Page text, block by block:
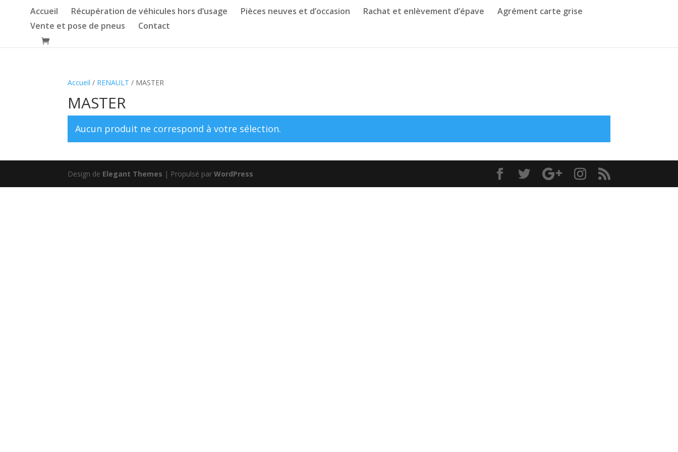
Accueil Récupération de véhicules hors d’usage Pièces neuves et d’occasion Rachat et enlèvement d’épave
Agrément carte grise
Vente et pose de pneus
Contact
Accueil / RENAULT / MASTER
MASTER
Aucun produit ne correspond à votre sélection.
Design de Elegant Themes | Propulsé parWordPress